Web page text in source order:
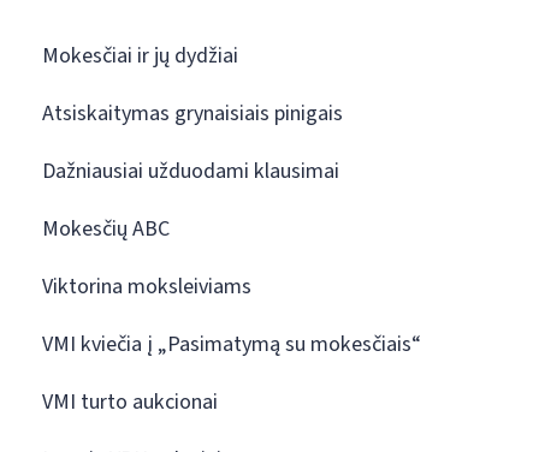
Mokesčiai ir jų dydžiai
Atsiskaitymas grynaisiais pinigais
Dažniausiai užduodami klausimai
Mokesčių ABC
Viktorina moksleiviams
VMI kviečia į „Pasimatymą su mokesčiais“
VMI turto aukcionai